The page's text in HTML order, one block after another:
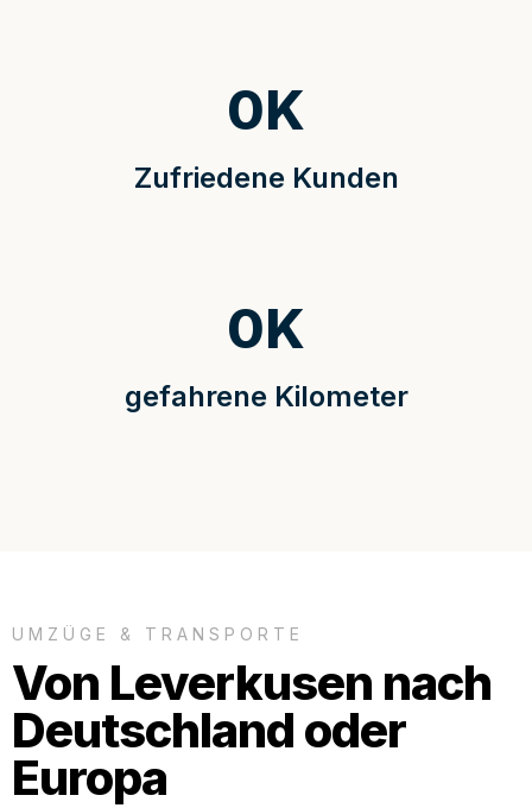
Zufriedene Kunden
0K
gefahrene Kilometer
0K
UMZÜGE & TRANSPORTE
Von Leverkusen nach
Deutschland oder
Europa